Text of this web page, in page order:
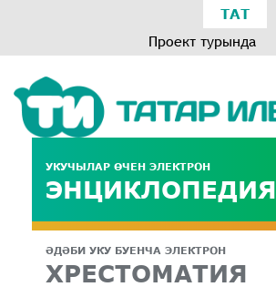
ТАТ
Проект турында
УКУЧЫЛАР ӨЧЕН ЭЛЕКТРОН
ЭНЦИКЛОПЕДИЯ
ӘДӘБИ УКУ БУЕНЧА ЭЛЕКТРОН
ХРЕСТОМАТИЯ